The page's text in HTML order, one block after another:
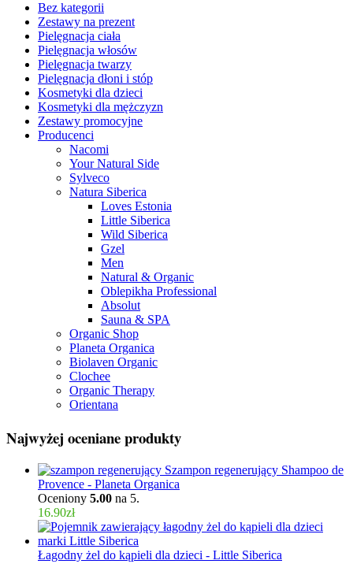
Bez kategorii
Zestawy na prezent
Pielęgnacja ciała
Pielęgnacja włosów
Pielęgnacja twarzy
Pielęgnacja dłoni i stóp
Kosmetyki dla dzieci
Kosmetyki dla mężczyzn
Zestawy promocyjne
Producenci
Nacomi
Your Natural Side
Sylveco
Natura Siberica
Loves Estonia
Little Siberica
Wild Siberica
Gzel
Men
Natural & Organic
Oblepikha Professional
Absolut
Sauna & SPA
Organic Shop
Planeta Organica
Biolaven Organic
Clochee
Organic Therapy
Orientana
Najwyżej oceniane produkty
Szampon regenerujący Shampoo de
Provence - Planeta Organica
Oceniony 5.00 na 5.
16.90zł
Łagodny żel do kąpieli dla dzieci - Little Siberica